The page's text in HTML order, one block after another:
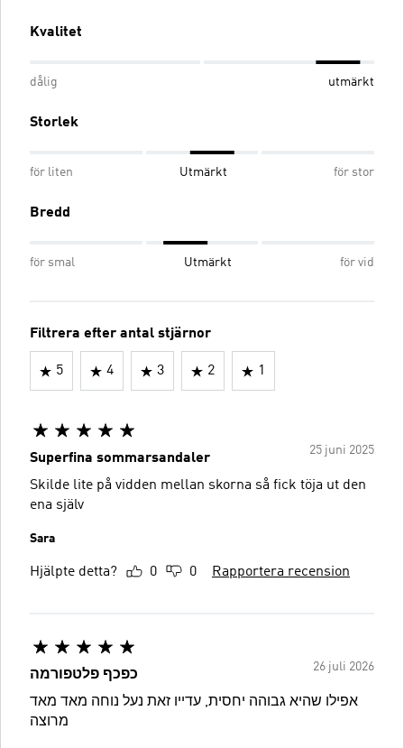
Kvalitet
dålig utmärkt
Storlek
för liten Utmärkt för stor
Bredd
för smal Utmärkt för vid
Filtrera efter antal stjärnor
5 4 3 2 1
25 juni 2025
Superfina sommarsandaler
Skilde lite på vidden mellan skorna så fick töja ut den
ena själv
Sara
Hjälpte detta? 0 0 Rapportera recension
26 juli 2026
כפכף פלטפורמה
אפילו שהיא גבוהה יחסית, עדייו זאת נעל נוחה מאד מאד
מרוצה